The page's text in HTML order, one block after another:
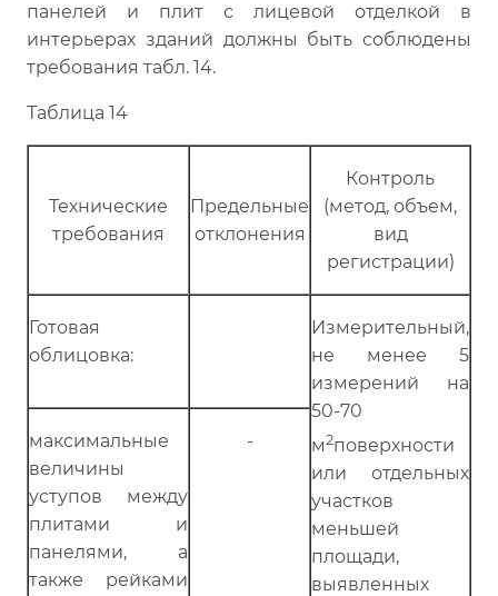
панелей и плит с лицевой отделкой в
интерьерах зданий должны быть соблюдены
требования табл. 14.
Таблица 14
Технические
требования
Предельные
отклонения
Контроль
(метод, объем,
вид
регистрации)
Готовая
облицовка:
Измерительный,
не менее 5
измерений на
50-70
м2поверхности
или отдельных
участков
меньшей
площади,
выявленных
максимальные
величины
уступов между
плитами и
панелями, а
также рейками
-